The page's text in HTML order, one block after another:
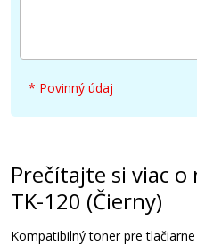
* Povinný údaj
Prečítajte si viac o
TK-120 (Čierny)
Kompatibilný toner pre tlačiarne